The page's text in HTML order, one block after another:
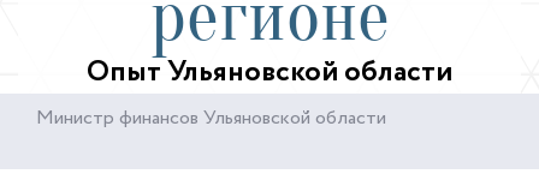
регионе
Опыт Ульяновской области
Министр финансов Ульяновской области